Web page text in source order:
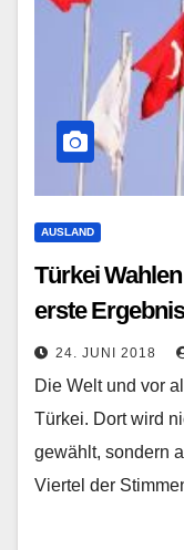
AUSLAND
Türkei
erste
24. JUNI 2018
Die Welt und vor
Türkei. Dort wird
gewählt, sondern
Viertel der